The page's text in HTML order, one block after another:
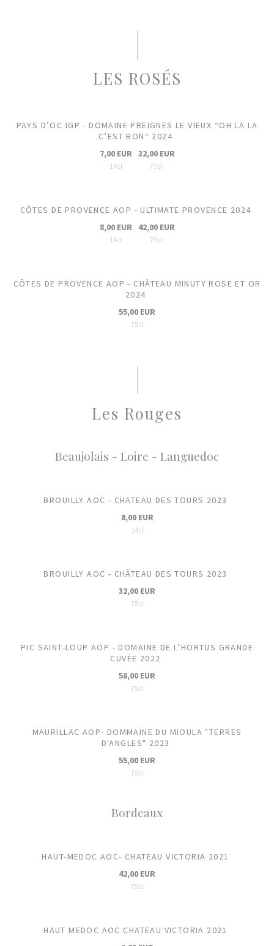
LES ROSÉS
PAYS D’OC IGP - DOMAINE PREIGNES LE VIEUX “OH LA LA
C’EST BON“ 2024
7,00 EUR
14cl
32,00 EUR
75cl
CÔTES DE PROVENCE AOP - ULTIMATE PROVENCE 2024
8,00 EUR
14cl
42,00 EUR
75cl
CÔTES DE PROVENCE AOP - CHÂTEAU MINUTY ROSE ET OR
2024
55,00 EUR
75cl
Les Rouges
Beaujolais - Loire - Languedoc
BROUILLY AOC - CHATEAU DES TOURS 2023
8,00 EUR
14cl
BROUILLY AOC - CHÂTEAU DES TOURS 2023
32,00 EUR
75cl
PIC SAINT-LOUP AOP - DOMAINE DE L’HORTUS GRANDE
CUVÉE 2022
58,00 EUR
75cl
MAURILLAC AOP- DOMMAINE DU MIOULA "TERRES
D'ANGLES" 2023
55,00 EUR
75cl
Bordeaux
HAUT-MEDOC AOC- CHATEAU VICTORIA 2021
42,00 EUR
75cl
HAUT MEDOC AOC CHATEAU VICTORIA 2021